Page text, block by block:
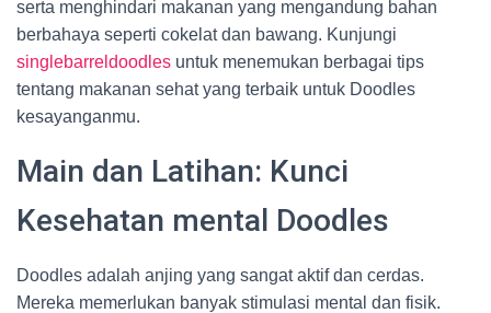
serta menghindari makanan yang mengandung bahan
berbahaya seperti cokelat dan bawang. Kunjungi
singlebarreldoodles untuk menemukan berbagai tips
tentang makanan sehat yang terbaik untuk Doodles
kesayanganmu.
Main dan Latihan: Kunci
Kesehatan mental Doodles
Doodles adalah anjing yang sangat aktif dan cerdas.
Mereka memerlukan banyak stimulasi mental dan fisik.